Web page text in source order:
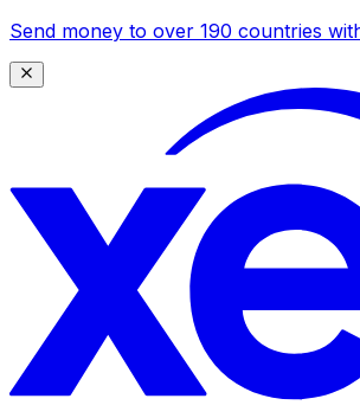
Send money to over 190 countries